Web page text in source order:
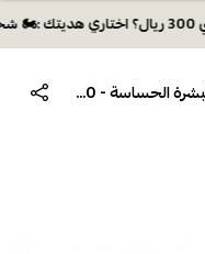
لاروش بوزيه مرطب يومي للعين للبشرة الحساسة - 20 مل